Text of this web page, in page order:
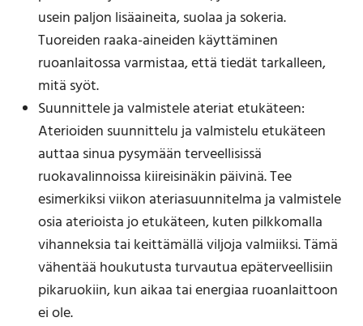
usein paljon lisäaineita, suolaa ja sokeria.
Tuoreiden raaka-aineiden käyttäminen
ruoanlaitossa varmistaa, että tiedät tarkalleen,
mitä syöt.
Suunnittele ja valmistele ateriat etukäteen:
Aterioiden suunnittelu ja valmistelu etukäteen
auttaa sinua pysymään terveellisissä
ruokavalinnoissa kiireisinäkin päivinä. Tee
esimerkiksi viikon ateriasuunnitelma ja valmistele
osia aterioista jo etukäteen, kuten pilkkomalla
vihanneksia tai keittämällä viljoja valmiiksi. Tämä
vähentää houkutusta turvautua epäterveellisiin
pikaruokiin, kun aikaa tai energiaa ruoanlaittoon
ei ole.